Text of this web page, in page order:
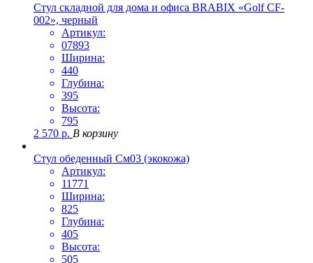
Стул складной для дома и офиса BRABIX «Golf CF-
002», черный
Артикул:
07893
Ширина:
440
Глубина:
395
Высота:
795
2 570 р. В корзину
Стул обеденный См03 (экокожа)
Артикул:
11771
Ширина:
825
Глубина:
405
Высота:
505